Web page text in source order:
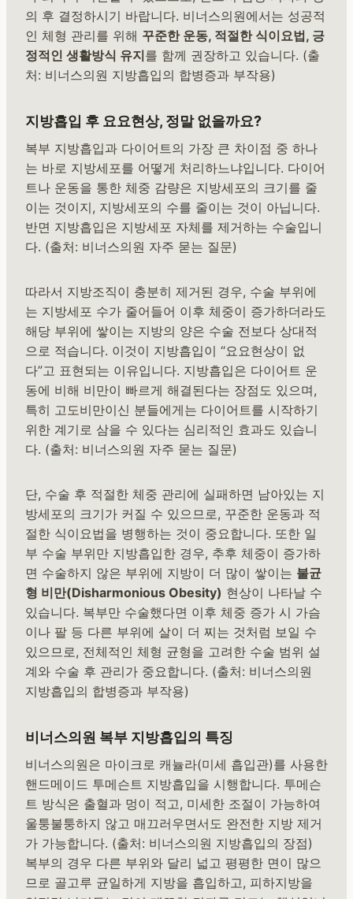
의 후 결정하시기 바랍니다. 비너스의원에서는 성공적
인 체형 관리를 위해 꾸준한 운동, 적절한 식이요법, 긍
정적인 생활방식 유지를 함께 권장하고 있습니다. (출
처: 비너스의원 지방흡입의 합병증과 부작용)
지방흡입 후 요요현상, 정말 없을까요?
복부 지방흡입과 다이어트의 가장 큰 차이점 중 하나
는 바로 지방세포를 어떻게 처리하느냐입니다. 다이어
트나 운동을 통한 체중 감량은 지방세포의 크기를 줄
이는 것이지, 지방세포의 수를 줄이는 것이 아닙니다.
반면 지방흡입은 지방세포 자체를 제거하는 수술입니
다. (출처: 비너스의원 자주 묻는 질문)
따라서 지방조직이 충분히 제거된 경우, 수술 부위에
는 지방세포 수가 줄어들어 이후 체중이 증가하더라도
해당 부위에 쌓이는 지방의 양은 수술 전보다 상대적
으로 적습니다. 이것이 지방흡입이 “요요현상이 없
다”고 표현되는 이유입니다. 지방흡입은 다이어트 운
동에 비해 비만이 빠르게 해결된다는 장점도 있으며,
특히 고도비만이신 분들에게는 다이어트를 시작하기
위한 계기로 삼을 수 있다는 심리적인 효과도 있습니
다. (출처: 비너스의원 자주 묻는 질문)
단, 수술 후 적절한 체중 관리에 실패하면 남아있는 지
방세포의 크기가 커질 수 있으므로, 꾸준한 운동과 적
절한 식이요법을 병행하는 것이 중요합니다. 또한 일
부 수술 부위만 지방흡입한 경우, 추후 체중이 증가하
면 수술하지 않은 부위에 지방이 더 많이 쌓이는 불균
형 비만(Disharmonious Obesity) 현상이 나타날 수
있습니다. 복부만 수술했다면 이후 체중 증가 시 가슴
이나 팔 등 다른 부위에 살이 더 찌는 것처럼 보일 수
있으므로, 전체적인 체형 균형을 고려한 수술 범위 설
계와 수술 후 관리가 중요합니다. (출처: 비너스의원
지방흡입의 합병증과 부작용)
비너스의원 복부 지방흡입의 특징
비너스의원은 마이크로 캐뉼라(미세 흡입관)를 사용한
핸드메이드 투메슨트 지방흡입을 시행합니다. 투메슨
트 방식은 출혈과 멍이 적고, 미세한 조절이 가능하여
울퉁불퉁하지 않고 매끄러우면서도 완전한 지방 제거
가 가능합니다. (출처: 비너스의원 지방흡입의 장점)
복부의 경우 다른 부위와 달리 넓고 평평한 면이 많으
므로 골고루 균일하게 지방을 흡입하고, 피하지방을